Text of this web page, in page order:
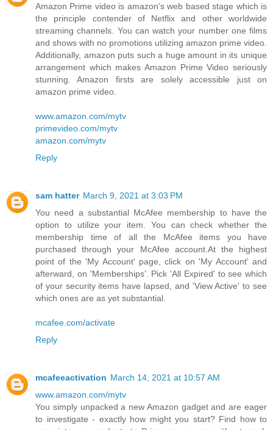
Amazon Prime video is amazon's web based stage which is
the principle contender of Netflix and other worldwide
streaming channels. You can watch your number one films
and shows with no promotions utilizing amazon prime video.
Additionally, amazon puts such a huge amount in its unique
arrangement which makes Amazon Prime Video seriously
stunning. Amazon firsts are solely accessible just on
amazon prime video.
www.amazon.com/mytv
primevideo.com/mytv
amazon.com/mytv
Reply
sam hatter March 9, 2021 at 3:03 PM
You need a substantial McAfee membership to have the
option to utilize your item. You can check whether the
membership time of all the McAfee items you have
purchased through your McAfee account.At the highest
point of the 'My Account' page, click on 'My Account' and
afterward, on 'Memberships'. Pick 'All Expired' to see which
of your security items have lapsed, and 'View Active' to see
which ones are as yet substantial.
mcafee.com/activate
Reply
mcafeeactivation March 14, 2021 at 10:57 AM
www.amazon.com/mytv
You simply unpacked a new Amazon gadget and are eager
to investigate - exactly how might you start? Find how to